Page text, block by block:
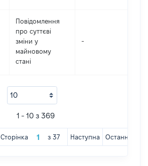
Повідомлення
про суттєві
зміни y
майновому
стані
-
1 - 10 з 369
Сторінка з 37 Наступна Остання